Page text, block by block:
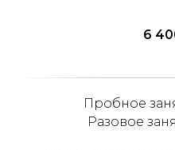
6
Пробное
Разовое